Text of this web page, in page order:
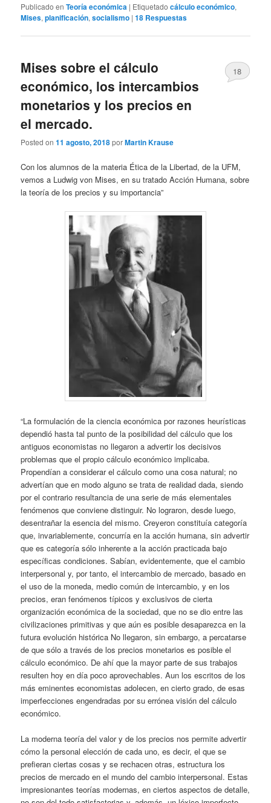
Publicado en Teoría económica | Etiquetado cálculo económico,
Mises,planificación,socialismo |18 Respuestas
Mises sobre el cálculo
económico, los intercambios
monetarios y los precios en
el mercado.
Posted on11 agosto, 2018porMartin Krause
18
Con los alumnos de la materia Ética de la Libertad, de la UFM,
vemos a Ludwig von Mises, en su tratado Acción Humana, sobre
la teoría de los precios y su importancia”
“La formulación de la ciencia económica por razones heurísticas
dependió hasta tal punto de la posibilidad del cálculo que los
antiguos economistas no llegaron a advertir los decisivos
problemas que el propio cálculo económico implicaba.
Propendían a considerar el cálculo como una cosa natural; no
advertían que en modo alguno se trata de realidad dada, siendo
por el contrario resultancia de una serie de más elementales
fenómenos que conviene distinguir. No lograron, desde luego,
desentrañar la esencia del mismo. Creyeron constituía categoría
que, invariablemente, concurría en la acción humana, sin advertir
que es categoría sólo inherente a la acción practicada bajo
específicas condiciones. Sabían, evidentemente, que el cambio
interpersonal y, por tanto, el intercambio de mercado, basado en
el uso de la moneda, medio común de intercambio, y en los
precios, eran fenómenos típicos y exclusivos de cierta
organización económica de la sociedad, que no se dio entre las
civilizaciones primitivas y que aún es posible desaparezca en la
futura evolución histórica No llegaron, sin embargo, a percatarse
de que sólo a través de los precios monetarios es posible el
cálculo económico. De ahí que la mayor parte de sus trabajos
resulten hoy en día poco aprovechables. Aun los escritos de los
más eminentes economistas adolecen, en cierto grado, de esas
imperfecciones engendradas por su errónea visión del cálculo
económico.
La moderna teoría del valor y de los precios nos permite advertir
cómo la personal elección de cada uno, es decir, el que se
prefieran ciertas cosas y se rechacen otras, estructura los
precios de mercado en el mundo del cambio interpersonal. Estas
impresionantes teorías modernas, en ciertos aspectos de detalle,